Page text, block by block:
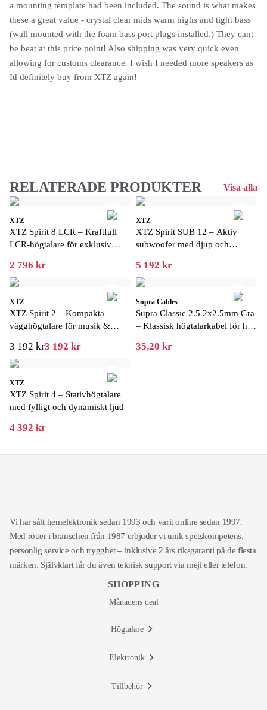
a mounting template had been included. The sound is what makes
these a great value - crystal clear mids warm highs and tight bass
(wall mounted with the foam bass port plugs installed.) They cant
be beat at this price point! Also shipping was very quick even
allowing for customs clearance. I wish I needed more speakers as
Id definitely buy from XTZ again!
RELATERADE PRODUKTER Visa alla
XTZ
XTZ Spirit 8 LCR – Kraftfull
LCR-högtalare för exklusiv
2 796 kr
XTZ
XTZ Spirit SUB 12 – Aktiv
subwoofer med djup och
5 192 kr
XTZ
XTZ Spirit 2 – Kompakta
vägghögtalare för musik &
3 192 kr3 192 kr
Supra Cables
Supra Classic 2.5 2x2.5mm Grå
– Klassisk högtalarkabel för hi-
35,20 kr
XTZ
XTZ Spirit 4 – Stativhögtalare
med fylligt och dynamiskt ljud
4 392 kr
Vi har sålt hemelektronik sedan 1993 och varit online sedan 1997.
Med rötter i branschen från 1987 erbjuder vi unik spetskompetens,
personlig service och trygghet – inklusive 2 års riksgaranti på de flesta
märken. Självklart får du även teknisk support via mejl eller telefon.
SHOPPING
Månadens deal
Högtalare
Elektronik
Tillbehör